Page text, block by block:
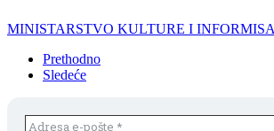
MINISTARSTVO KULTURE I
Prethodno
Sledeće